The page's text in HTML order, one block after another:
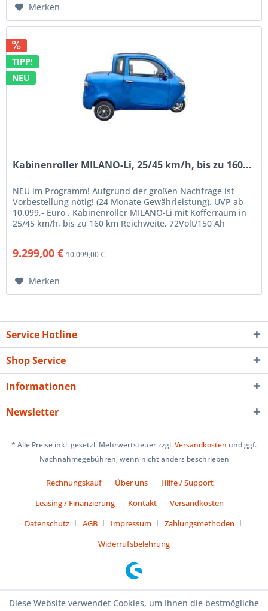
Merken
TIPP!
NEU
Kabinenroller MILANO-Li, 25/45 km/h, bis zu 160...
NEU im Programm! Aufgrund der großen Nachfrage ist
Vorbestellung nötig! (24 Monate Gewährleistung). UVP ab
10.099,- Euro . Kabinenroller MILANO-Li mit Kofferraum in
25/45 km/h, bis zu 160 km Reichweite, 72Volt/150 Ah
9.299,00 € 10.099,00 €
Merken
Service Hotline
Shop Service
Informationen
Newsletter
* Alle Preise inkl. gesetzl. Mehrwertsteuer zzgl.Versandkosten und ggf.
Nachnahmegebühren, wenn nicht anders beschrieben
Rechnungskauf Über uns
Hilfe / Support
Leasing / Finanzierung
Kontakt
Versandkosten
Datenschutz
AGB Impressum
Zahlungsmethoden
Widerrufsbelehrung
Diese Website verwendet Cookies, um Ihnen die bestmögliche